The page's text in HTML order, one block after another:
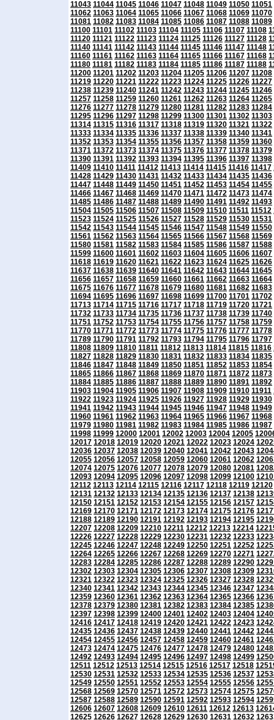
11043 11044 11045 11046 11047 11048 11049 11050 11051
11062 11063 11064 11065 11066 11067 11068 11069 11070
11081 11082 11083 11084 11085 11086 11087 11088 11089
11100 11101 11102 11103 11104 11105 11106 11107 11108
11120 11121 11122 11123 11124 11125 11126 11127 11128
11140 11141 11142 11143 11144 11145 11146 11147 11148
11160 11161 11162 11163 11164 11165 11166 11167 11168
11180 11181 11182 11183 11184 11185 11186 11187 11188
11200 11201 11202 11203 11204 11205 11206 11207 11208
11219 11220 11221 11222 11223 11224 11225 11226 11227
11238 11239 11240 11241 11242 11243 11244 11245 11246
11257 11258 11259 11260 11261 11262 11263 11264 11265
11276 11277 11278 11279 11280 11281 11282 11283 11284
11295 11296 11297 11298 11299 11300 11301 11302 11303
11314 11315 11316 11317 11318 11319 11320 11321 11322
11333 11334 11335 11336 11337 11338 11339 11340 11341
11352 11353 11354 11355 11356 11357 11358 11359 11360
11371 11372 11373 11374 11375 11376 11377 11378 11379
11390 11391 11392 11393 11394 11395 11396 11397 11398
11409 11410 11411 11412 11413 11414 11415 11416 11417
11428 11429 11430 11431 11432 11433 11434 11435 11436
11447 11448 11449 11450 11451 11452 11453 11454 11455
11466 11467 11468 11469 11470 11471 11472 11473 11474
11485 11486 11487 11488 11489 11490 11491 11492 11493
11504 11505 11506 11507 11508 11509 11510 11511 11512
11523 11524 11525 11526 11527 11528 11529 11530 11531
11542 11543 11544 11545 11546 11547 11548 11549 11550
11561 11562 11563 11564 11565 11566 11567 11568 11569
11580 11581 11582 11583 11584 11585 11586 11587 11588
11599 11600 11601 11602 11603 11604 11605 11606 11607
11618 11619 11620 11621 11622 11623 11624 11625 11626
11637 11638 11639 11640 11641 11642 11643 11644 11645
11656 11657 11658 11659 11660 11661 11662 11663 11664
11675 11676 11677 11678 11679 11680 11681 11682 11683
11694 11695 11696 11697 11698 11699 11700 11701 11702
11713 11714 11715 11716 11717 11718 11719 11720 11721
11732 11733 11734 11735 11736 11737 11738 11739 11740
11751 11752 11753 11754 11755 11756 11757 11758 11759
11770 11771 11772 11773 11774 11775 11776 11777 11778
11789 11790 11791 11792 11793 11794 11795 11796 11797
11808 11809 11810 11811 11812 11813 11814 11815 11816
11827 11828 11829 11830 11831 11832 11833 11834 11835
11846 11847 11848 11849 11850 11851 11852 11853 11854
11865 11866 11867 11868 11869 11870 11871 11872 11873
11884 11885 11886 11887 11888 11889 11890 11891 11892
11903 11904 11905 11906 11907 11908 11909 11910 11911
11922 11923 11924 11925 11926 11927 11928 11929 11930
11941 11942 11943 11944 11945 11946 11947 11948 11949
11960 11961 11962 11963 11964 11965 11966 11967 11968
11979 11980 11981 11982 11983 11984 11985 11986 11987
11998 11999 12000 12001 12002 12003 12004 12005
12017 12018 12019 12020 12021 12022 12023 12024
12036 12037 12038 12039 12040 12041 12042 12043
12055 12056 12057 12058 12059 12060 12061 12062
12074 12075 12076 12077 12078 12079 12080 12081
12093 12094 12095 12096 12097 12098 12099 12100
12112 12113 12114 12115 12116 12117 12118 12119 12120
12131 12132 12133 12134 12135 12136 12137 12138
12150 12151 12152 12153 12154 12155 12156 12157
12169 12170 12171 12172 12173 12174 12175 12176
12188 12189 12190 12191 12192 12193 12194 12195
12207 12208 12209 12210 12211 12212 12213 12214
12226 12227 12228 12229 12230 12231 12232 12233
12245 12246 12247 12248 12249 12250 12251 12252
12264 12265 12266 12267 12268 12269 12270 12271
12283 12284 12285 12286 12287 12288 12289 12290
12302 12303 12304 12305 12306 12307 12308 12309
12321 12322 12323 12324 12325 12326 12327 12328
12340 12341 12342 12343 12344 12345 12346 12347
12359 12360 12361 12362 12363 12364 12365 12366
12378 12379 12380 12381 12382 12383 12384 12385
12397 12398 12399 12400 12401 12402 12403 12404
12416 12417 12418 12419 12420 12421 12422 12423
12435 12436 12437 12438 12439 12440 12441 12442
12454 12455 12456 12457 12458 12459 12460 12461
12473 12474 12475 12476 12477 12478 12479 12480
12492 12493 12494 12495 12496 12497 12498 12499
12511 12512 12513 12514 12515 12516 12517 12518
12530 12531 12532 12533 12534 12535 12536 12537
12549 12550 12551 12552 12553 12554 12555 12556
12568 12569 12570 12571 12572 12573 12574 12575
12587 12588 12589 12590 12591 12592 12593 12594
12606 12607 12608 12609 12610 12611 12612 12613
12625 12626 12627 12628 12629 12630 12631 12632